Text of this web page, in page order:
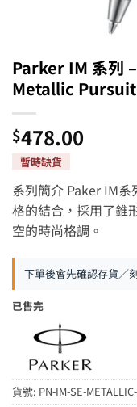
Parker IM 系列
Metallic
$478.00
系列簡介 Paker IM
格的結合，採用了錐
空的時尚格調。
下單後會先確認存貨／
已售完
貨號: PN-IM-SE-